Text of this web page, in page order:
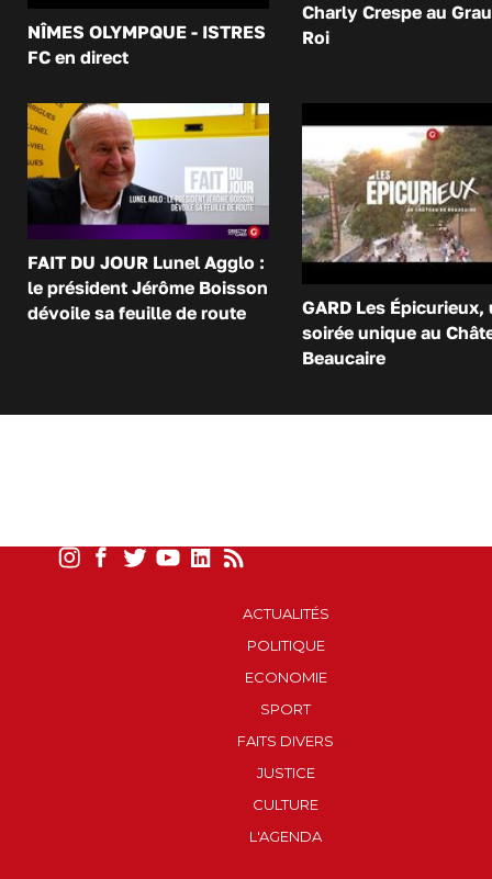
NÎMES OLYMPQUE - ISTRES
FC en direct
Charly Crespe au
Roi
FAIT DU JOUR Lunel Agglo :
le président Jérôme Boisson
dévoile sa feuille de route
GARD Les Épicurieux,
soirée unique au
Beaucaire
ACTUALITÉS
POLITIQUE
ECONOMIE
SPORT
FAITS DIVERS
JUSTICE
CULTURE
L'AGENDA